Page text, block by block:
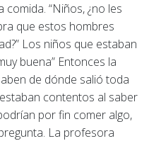
“Niños, ¿no les
que estos hombres
Los niños que estaban
buena” Entonces la
de dónde salió toda
contentos al saber
por fin comer algo,
La profesora